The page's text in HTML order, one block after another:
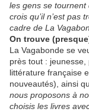
les gens se tournent
crois qu’il n’est pas
cadre de La
On trouve
La Vagabonde se
près tout : jeunesse,
littérature française
nouveautés), ainsi
nous proposons à
choisis les livres